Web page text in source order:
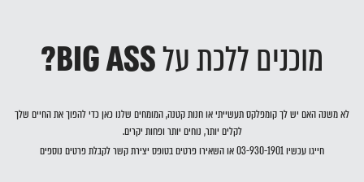
מוכנים ללכת עלBIG ASS?
לא משנה האם יש לך קומפלקס תעשייתי או חנות קטנה, המומחים שלנו כאן כדי להפוך את החיים שלך
לקלים יותר, נוחים יותר ופחות יקרים.
חייגו עכשיו03-930-1901או השאירו פרטים בטופס יצירת קשר לקבלת פרטים נוספים